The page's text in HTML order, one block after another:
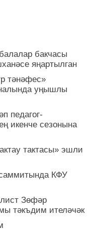
бакчасы
яңартылган
тәнәфес»
уңышлы
педагог-
икенче сезонына
тактасы» эшли
КФУ
Зөфәр
тәкъдим ителәчәк